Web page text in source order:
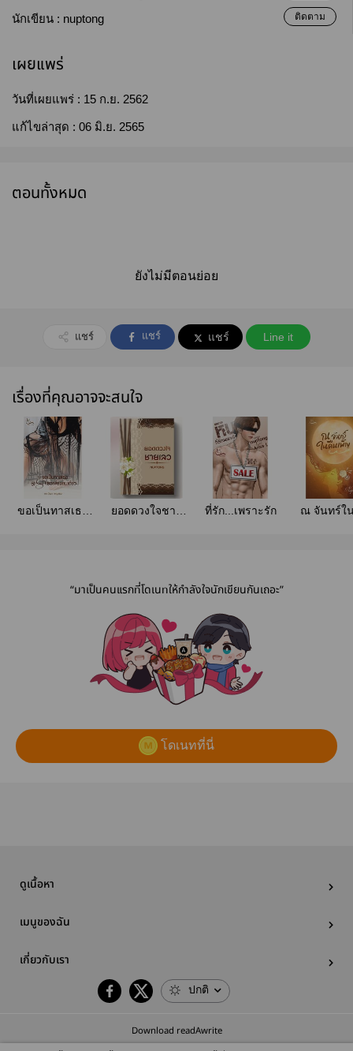
นักเขียน : nuptong ติดตาม
เผยแพร่
วันที่เผยแพร่ : 15 ก.ย. 2562
แก้ไขล่าสุด : 06 มิ.ย. 2565
ตอนทั้งหมด
ยังไม่มีตอนย่อย
แชร์ แชร์ แชร์ Line it
เรื่องที่คุณอาจจะสนใจ
ขอเป็นทาสเธอ
ยอดดวงใจชาย
ที่รัก...เพราะรัก
ณ จันทร์ใ
“มาเป็นคนแรกที่โดเนทให้กำลังใจนักเขียนกันเถอะ”
โดเนทที่นี่
ดูเนื้อหา
เมนูของฉัน
เกี่ยวกับเรา
ปกติ
Download readAwrite